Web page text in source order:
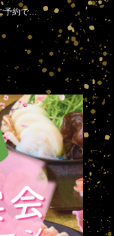
予約で…